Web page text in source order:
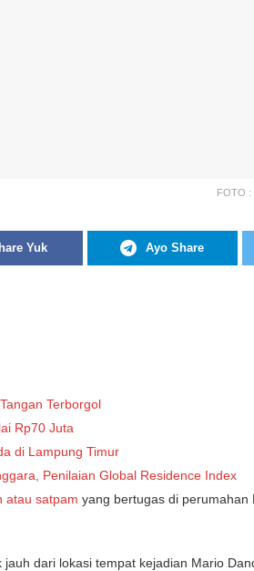
FOTO :
Yuk Ayo Share
Terborgol
Rp70 Juta
di Lampung Timur
Penilaian Global Residence Index
atau satpam yang bertugas di perumahan
jauh dari lokasi tempat kejadian Mario